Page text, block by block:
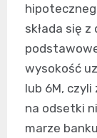
składa się
wysokość
lub 6M, czyli
na odsetki
marze